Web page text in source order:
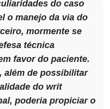
do caso
o manejo da via do
mormente se
técnica
favor do paciente.
além de possibilitar
do writ
poderia propiciar o